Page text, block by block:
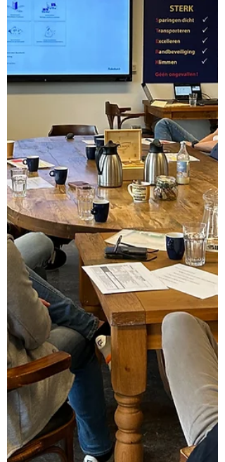
Friese bedrijven laten zien hoe zij
toekomstbestendig ondernemen in de
praktijk brengen